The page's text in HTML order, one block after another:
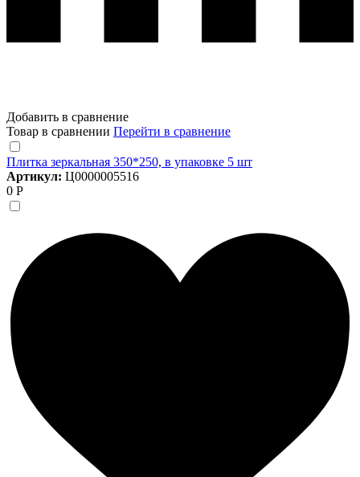
Добавить в сравнение
Товар в сравнении Перейти в сравнение
Плитка зеркальная 350*250, в упаковке 5 шт
Артикул: Ц0000005516
0 Р